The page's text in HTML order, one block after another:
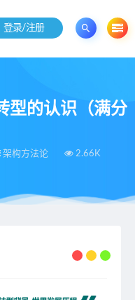
登录/注册
型的认识（满分
架构方法论 2.66K
企业数字化转型的认识（满分资料）